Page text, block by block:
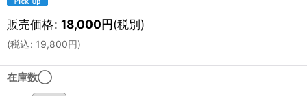
販売価格: 18,000円(税別)
(税込: 19,800円)
在庫数◯